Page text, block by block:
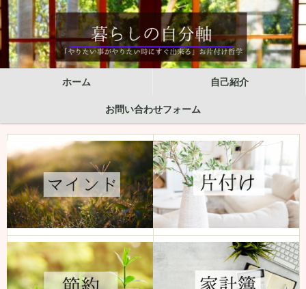
ホーム 自己紹介
お問い合わせフォーム